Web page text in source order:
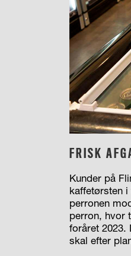
FRISK
Kunder på
kaffetørsten
perronen
perron, hvor
foråret
skal efter